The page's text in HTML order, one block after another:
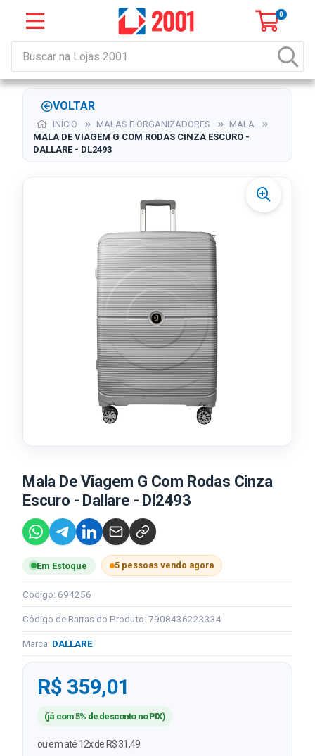
0
VOLTAR
INÍCIO MALAS E ORGANIZADORES
MALA
MALA DE VIAGEM G COM RODAS CINZA ESCURO -
DALLARE - DL2493
Mala De Viagem G Com Rodas Cinza
Escuro - Dallare - Dl2493
Em Estoque 5 pessoas vendo agora
Código: 694256
Código de Barras do Produto: 7908436223334
Marca: DALLARE
R$ 359,01
(já com 5% de desconto no PIX)
ou em até 12x de R$ 31,49